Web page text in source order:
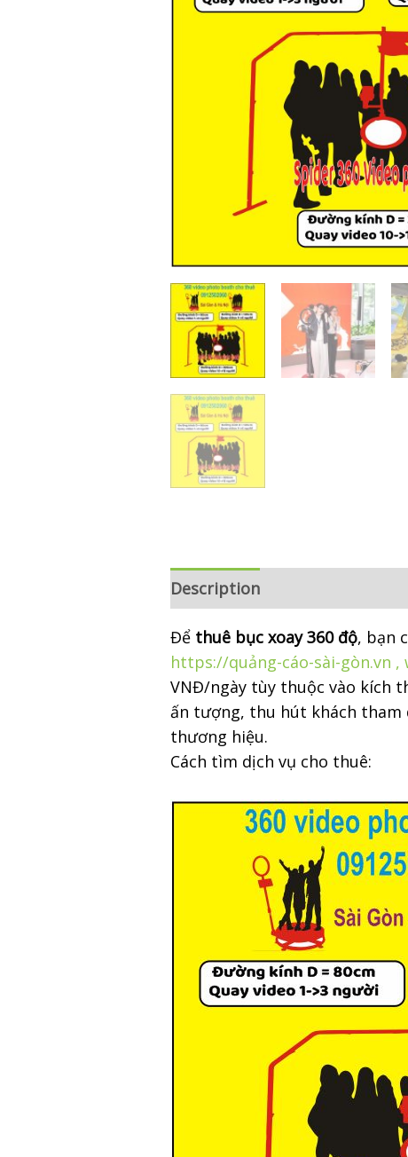
Description
Để thuê bục xoay 360 độ, bạn
https://quảng-cáo-sài-gòn.vn ,
VNĐ/ngày tùy thuộc vào kích
ấn tượng, thu hút khách tham
thương hiệu.
Cách tìm dịch vụ cho thuê: